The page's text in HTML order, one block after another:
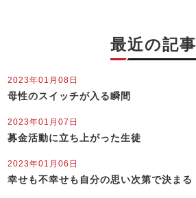
最近の記事
2023年01月08日
母性のスイッチが入る瞬間
2023年01月07日
募金活動に立ち上がった生徒
2023年01月06日
幸せも不幸せも自分の思い次第で決まる